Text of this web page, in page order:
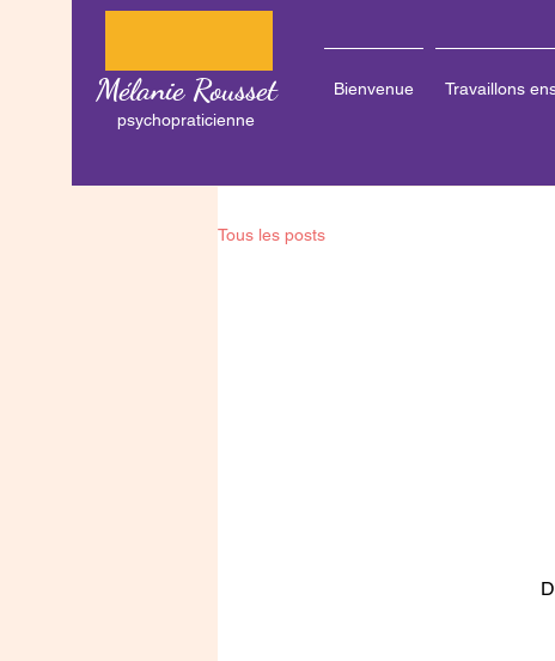
Mélanie Rousset
psychopraticienne
Bienvenue Travaillons
Tous les posts